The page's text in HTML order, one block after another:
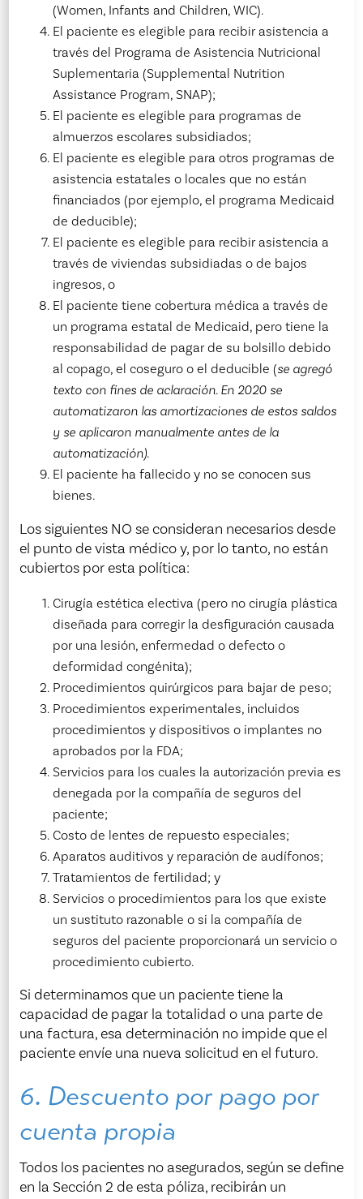
(Women, Infants and Children, WIC).
El paciente es elegible para recibir asistencia a
través del Programa de Asistencia Nutricional
Suplementaria (Supplemental Nutrition
Assistance Program, SNAP);
El paciente es elegible para programas de
almuerzos escolares subsidiados;
El paciente es elegible para otros programas de
asistencia estatales o locales que no están
financiados (por ejemplo, el programa Medicaid
de deducible);
El paciente es elegible para recibir asistencia a
través de viviendas subsidiadas o de bajos
ingresos, o
El paciente tiene cobertura médica a través de
un programa estatal de Medicaid, pero tiene la
responsabilidad de pagar de su bolsillo debido
al copago, el coseguro o el deducible (se agregó
texto con fines de aclaración. En 2020 se
automatizaron las amortizaciones de estos saldos
y se aplicaron manualmente antes de la
automatización).
El paciente ha fallecido y no se conocen sus
bienes.
Los siguientes NO se consideran necesarios desde
el punto de vista médico y, por lo tanto, no están
cubiertos por esta política:
Cirugía estética electiva (pero no cirugía plástica
diseñada para corregir la desfiguración causada
por una lesión, enfermedad o defecto o
deformidad congénita);
Procedimientos quirúrgicos para bajar de peso;
Procedimientos experimentales, incluidos
procedimientos y dispositivos o implantes no
aprobados por la FDA;
Servicios para los cuales la autorización previa es
denegada por la compañía de seguros del
paciente;
Costo de lentes de repuesto especiales;
Aparatos auditivos y reparación de audífonos;
Tratamientos de fertilidad; y
Servicios o procedimientos para los que existe
un sustituto razonable o si la compañía de
seguros del paciente proporcionará un servicio o
procedimiento cubierto.
Si determinamos que un paciente tiene la
capacidad de pagar la totalidad o una parte de
una factura, esa determinación no impide que el
paciente envíe una nueva solicitud en el futuro.
6. Descuento por pago por
cuenta propia
Todos los pacientes no asegurados, según se define
en la Sección 2 de esta póliza, recibirán un